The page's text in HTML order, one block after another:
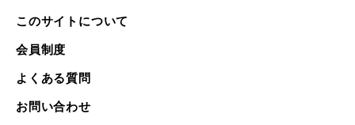
このサイトについて
会員制度
よくある質問
お問い合わせ